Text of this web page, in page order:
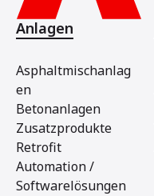
Anlagen
Asphaltmischanlag
en
Betonanlagen
Zusatzprodukte
Retrofit
Automation /
Softwarelösungen